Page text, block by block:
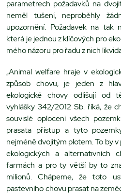
parametrech požadavků na
neměl tušení, neproběhly
upozornění. Požadavek na tak
která je jednou z klíčových pro
mého názoru pro řadu z nich
„Animal welfare hraje v
způsob chovu, je jeden z
ekologické chovy odlišují od
vyhlášky 342/2012 Sb. říká, že
souvislé oplocení všech
prasata přístup a tyto
nejméně dvojitým plotem. To by
ekologických a alternativních
farmách a pro ty větší by to
milionů. Chápeme, že toto
pastevního chovu prasat na